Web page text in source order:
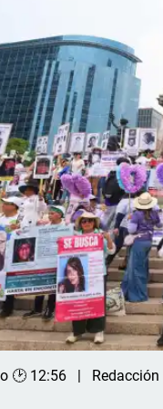
🕑 12:56
Redacción